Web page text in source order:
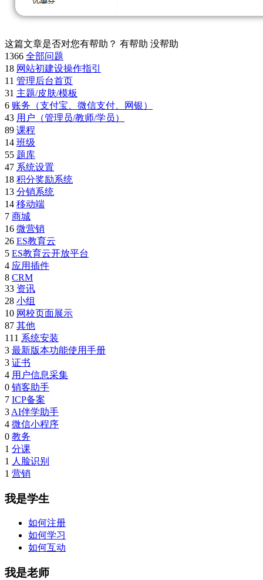
这篇文章是否对您有帮助？ 有帮助 没帮助
1366 全部问题
18 网站初建设操作指引
11 管理后台首页
31 主题/皮肤/模板
6 账务（支付宝、微信支付、网银）
43 用户（管理员/教师/学员）
89 课程
14 班级
55 题库
47 系统设置
18 积分奖励系统
13 分销系统
14 移动端
7 商城
16 微营销
26 ES教育云
5 ES教育云开放平台
4 应用插件
8 CRM
33 资讯
28 小组
10 网校页面展示
87 其他
111 系统安装
3 最新版本功能使用手册
3 证书
4 用户信息采集
0 销客助手
7 ICP备案
3 AI伴学助手
4 微信小程序
0 教务
1 分课
1 人脸识别
1 营销
我是学生
如何注册
如何学习
如何互动
我是老师